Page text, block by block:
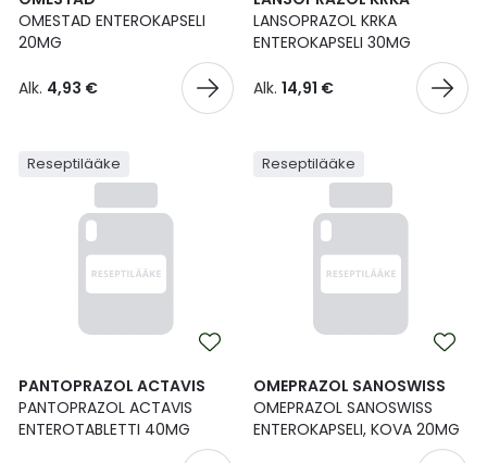
OMESTAD ENTEROKAPSELI
20MG
Alk. 4,93 €
LANSOPRAZOL KRKA
ENTEROKAPSELI 30MG
Alk. 14,91 €
Reseptilääke
PANTOPRAZOL ACTAVIS
PANTOPRAZOL ACTAVIS
ENTEROTABLETTI 40MG
Reseptilääke
OMEPRAZOL SANOSWISS
OMEPRAZOL SANOSWISS
ENTEROKAPSELI, KOVA 20MG